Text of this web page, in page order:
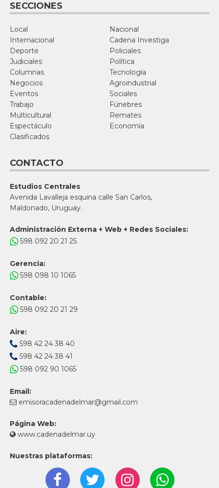
SECCIONES
Local
Nacional
Internacional
Cadena Investiga
Deporte
Policiales
Judiciales
Política
Columnas
Tecnología
Negocios
Agroindustrial
Eventos
Sociales
Trabajo
Fúnebres
Multicultural
Remates
Espectáculo
Economía
Clasificados
CONTACTO
Estudios Centrales
Avenida Lavalleja esquina calle San Carlos,
Maldonado, Uruguay.
Administración Externa + Web + Redes Sociales:
598 092 20 21 25
Gerencia:
598 098 10 1065
Contable:
598 092 20 21 29
Aire:
598 42 24 38 40
598 42 24 38 41
598 092 90 1065
Email:
emisoracadenadelmar@gmail.com
Página Web:
www.cadenadelmar.uy
Nuestras plataformas: